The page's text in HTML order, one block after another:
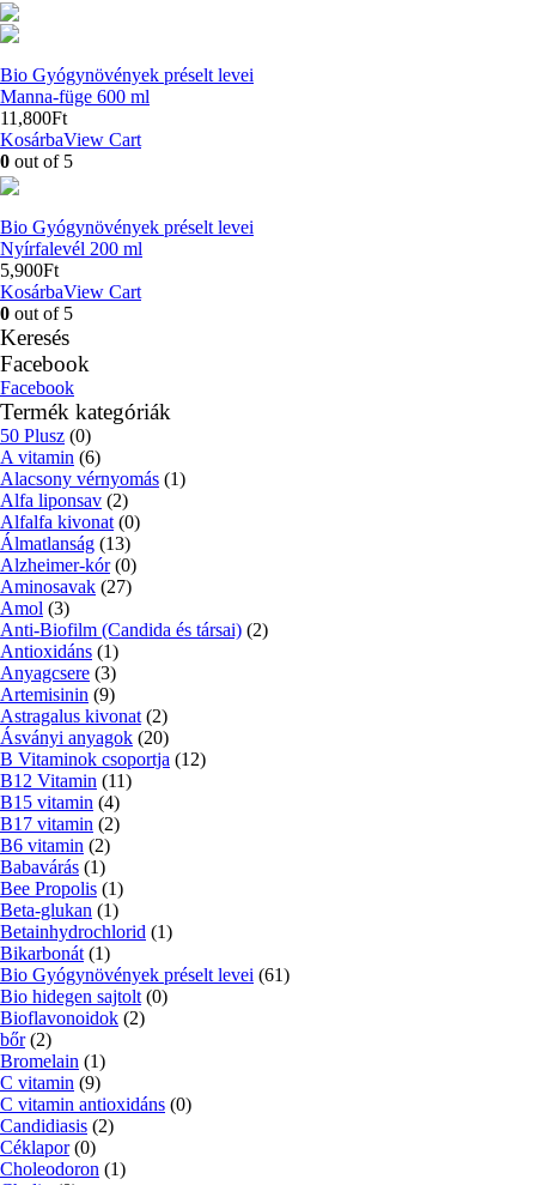
Bio Gyógynövények préselt levei
Manna-füge 600 ml
11,800Ft
KosárbaView Cart
0 out of 5
Bio Gyógynövények préselt levei
Nyírfalevél 200 ml
5,900Ft
KosárbaView Cart
0 out of 5
Keresés
Facebook
Facebook
Termék kategóriák
50 Plusz (0)
A vitamin (6)
Alacsony vérnyomás (1)
Alfa liponsav (2)
Alfalfa kivonat (0)
Álmatlanság (13)
Alzheimer-kór (0)
Aminosavak (27)
Amol (3)
Anti-Biofilm (Candida és társai) (2)
Antioxidáns (1)
Anyagcsere (3)
Artemisinin (9)
Astragalus kivonat (2)
Ásványi anyagok (20)
B Vitaminok csoportja (12)
B12 Vitamin (11)
B15 vitamin (4)
B17 vitamin (2)
B6 vitamin (2)
Babavárás (1)
Bee Propolis (1)
Beta-glukan (1)
Betainhydrochlorid (1)
Bikarbonát (1)
Bio Gyógynövények préselt levei (61)
Bio hidegen sajtolt (0)
Bioflavonoidok (2)
bőr (2)
Bromelain (1)
C vitamin (9)
C vitamin antioxidáns (0)
Candidiasis (2)
Céklapor (0)
Choleodoron (1)